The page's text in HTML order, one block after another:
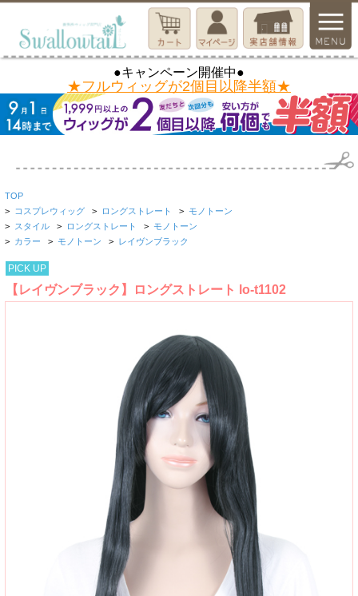
●キャンペーン開催中●
★フルウィッグが2個目以降半額★
TOP
> コスプレウィッグ > ロングストレート > モノトーン
> スタイル > ロングストレート > モノトーン
> カラー > モノトーン > レイヴンブラック
PICK UP
【レイヴンブラック】ロングストレート lo-t1102